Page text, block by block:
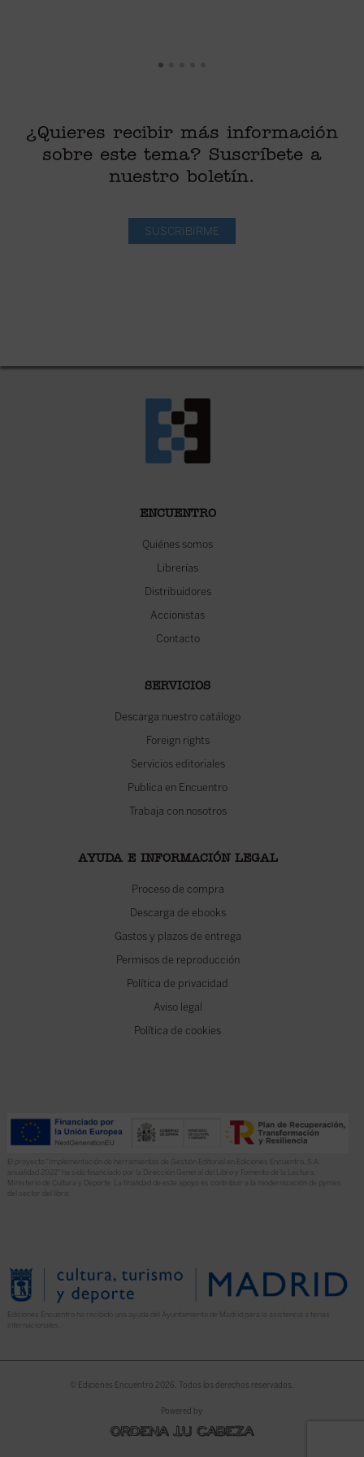
¿Quieres recibir más información
sobre este tema? Suscríbete a
nuestro boletín.
SUSCRIBIRME
ENCUENTRO
Quiénes somos
Librerías
Distribuidores
Accionistas
Contacto
SERVICIOS
Descarga nuestro catálogo
Foreign rights
Servicios editoriales
Publica en Encuentro
Trabaja con nosotros
AYUDA E INFORMACIÓN LEGAL
Proceso de compra
Descarga de ebooks
Gastos y plazos de entrega
Permisos de reproducción
Política de privacidad
Aviso legal
Política de cookies
El proyecto “Implementación de herramientas de Gestión Editorial en Ediciones Encuentro, S.A.
anualidad 2022” ha sido financiado por la Dirección General del Libro y Fomento de la Lectura,
Ministerio de Cultura y Deporte. La finalidad de este apoyo es contribuir a la modernización de pymes
del sector del libro.
Ediciones Encuentro ha recibido una ayuda del Ayuntamiento de Madrid para la asistencia a ferias
© Ediciones Encuentro 2026. Todos los derechos reservados.
Powered by